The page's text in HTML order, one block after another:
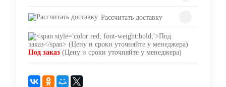
Рассчитать доставку
Под заказ (Цену и сроки уточняйте у менеджера)